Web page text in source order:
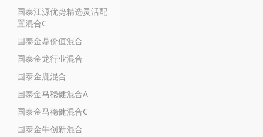
国泰江源优势精选灵活配
置混合C
国泰金鼎价值混合
国泰金龙行业混合
国泰金鹿混合
国泰金马稳健混合A
国泰金马稳健混合C
国泰金牛创新混合